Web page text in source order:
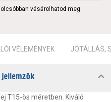
vásárolhatod meg.
VÉLEMÉNYEK JÓTÁLLÁS,
T15-ös méretben. Kiváló